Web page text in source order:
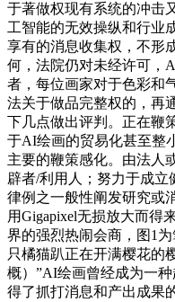
于著做权现有系统的冲击
工智能的无效操纵和行业
享有的消息收集权，不形
何，法院仍对未经许可，
者，每位画家对于色彩和
法关于做品完整权的，再
下几点做出评判。正在鞭
于AI绘画的贸易化甚至整
主要的鞭策感化。由法人
辟者/利用人；努力于成
律例之一般性阐发研究或
用Gigapixel无损放大而得
界的强烈热闹会商，图1
只橘猫趴正在开满樱花的
概）”AI绘画曾经成为一
得了抓打消息和产出成果